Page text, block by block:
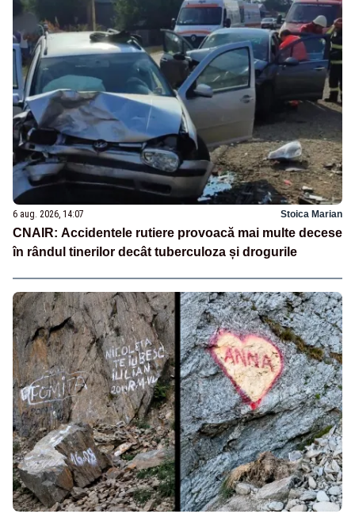
6 aug. 2026, 14:07 Stoica Marian
CNAIR: Accidentele rutiere provoacă mai multe decese
în rândul tinerilor decât tuberculoza și drogurile